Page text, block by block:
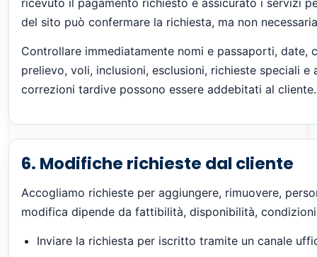
ricevuto il pagamento richiesto e assicurato i servizi
del sito può confermare la richiesta, ma non
Controllare immediatamente nomi e passaporti, date,
prelievo, voli, inclusioni, esclusioni, richieste speciali
correzioni tardive possono essere addebitati al cliente.
6. Modifiche richieste dal cliente
Accogliamo richieste per aggiungere, rimuovere,
modifica dipende da fattibilità, disponibilità,
Inviare la richiesta per iscritto tramite un canale